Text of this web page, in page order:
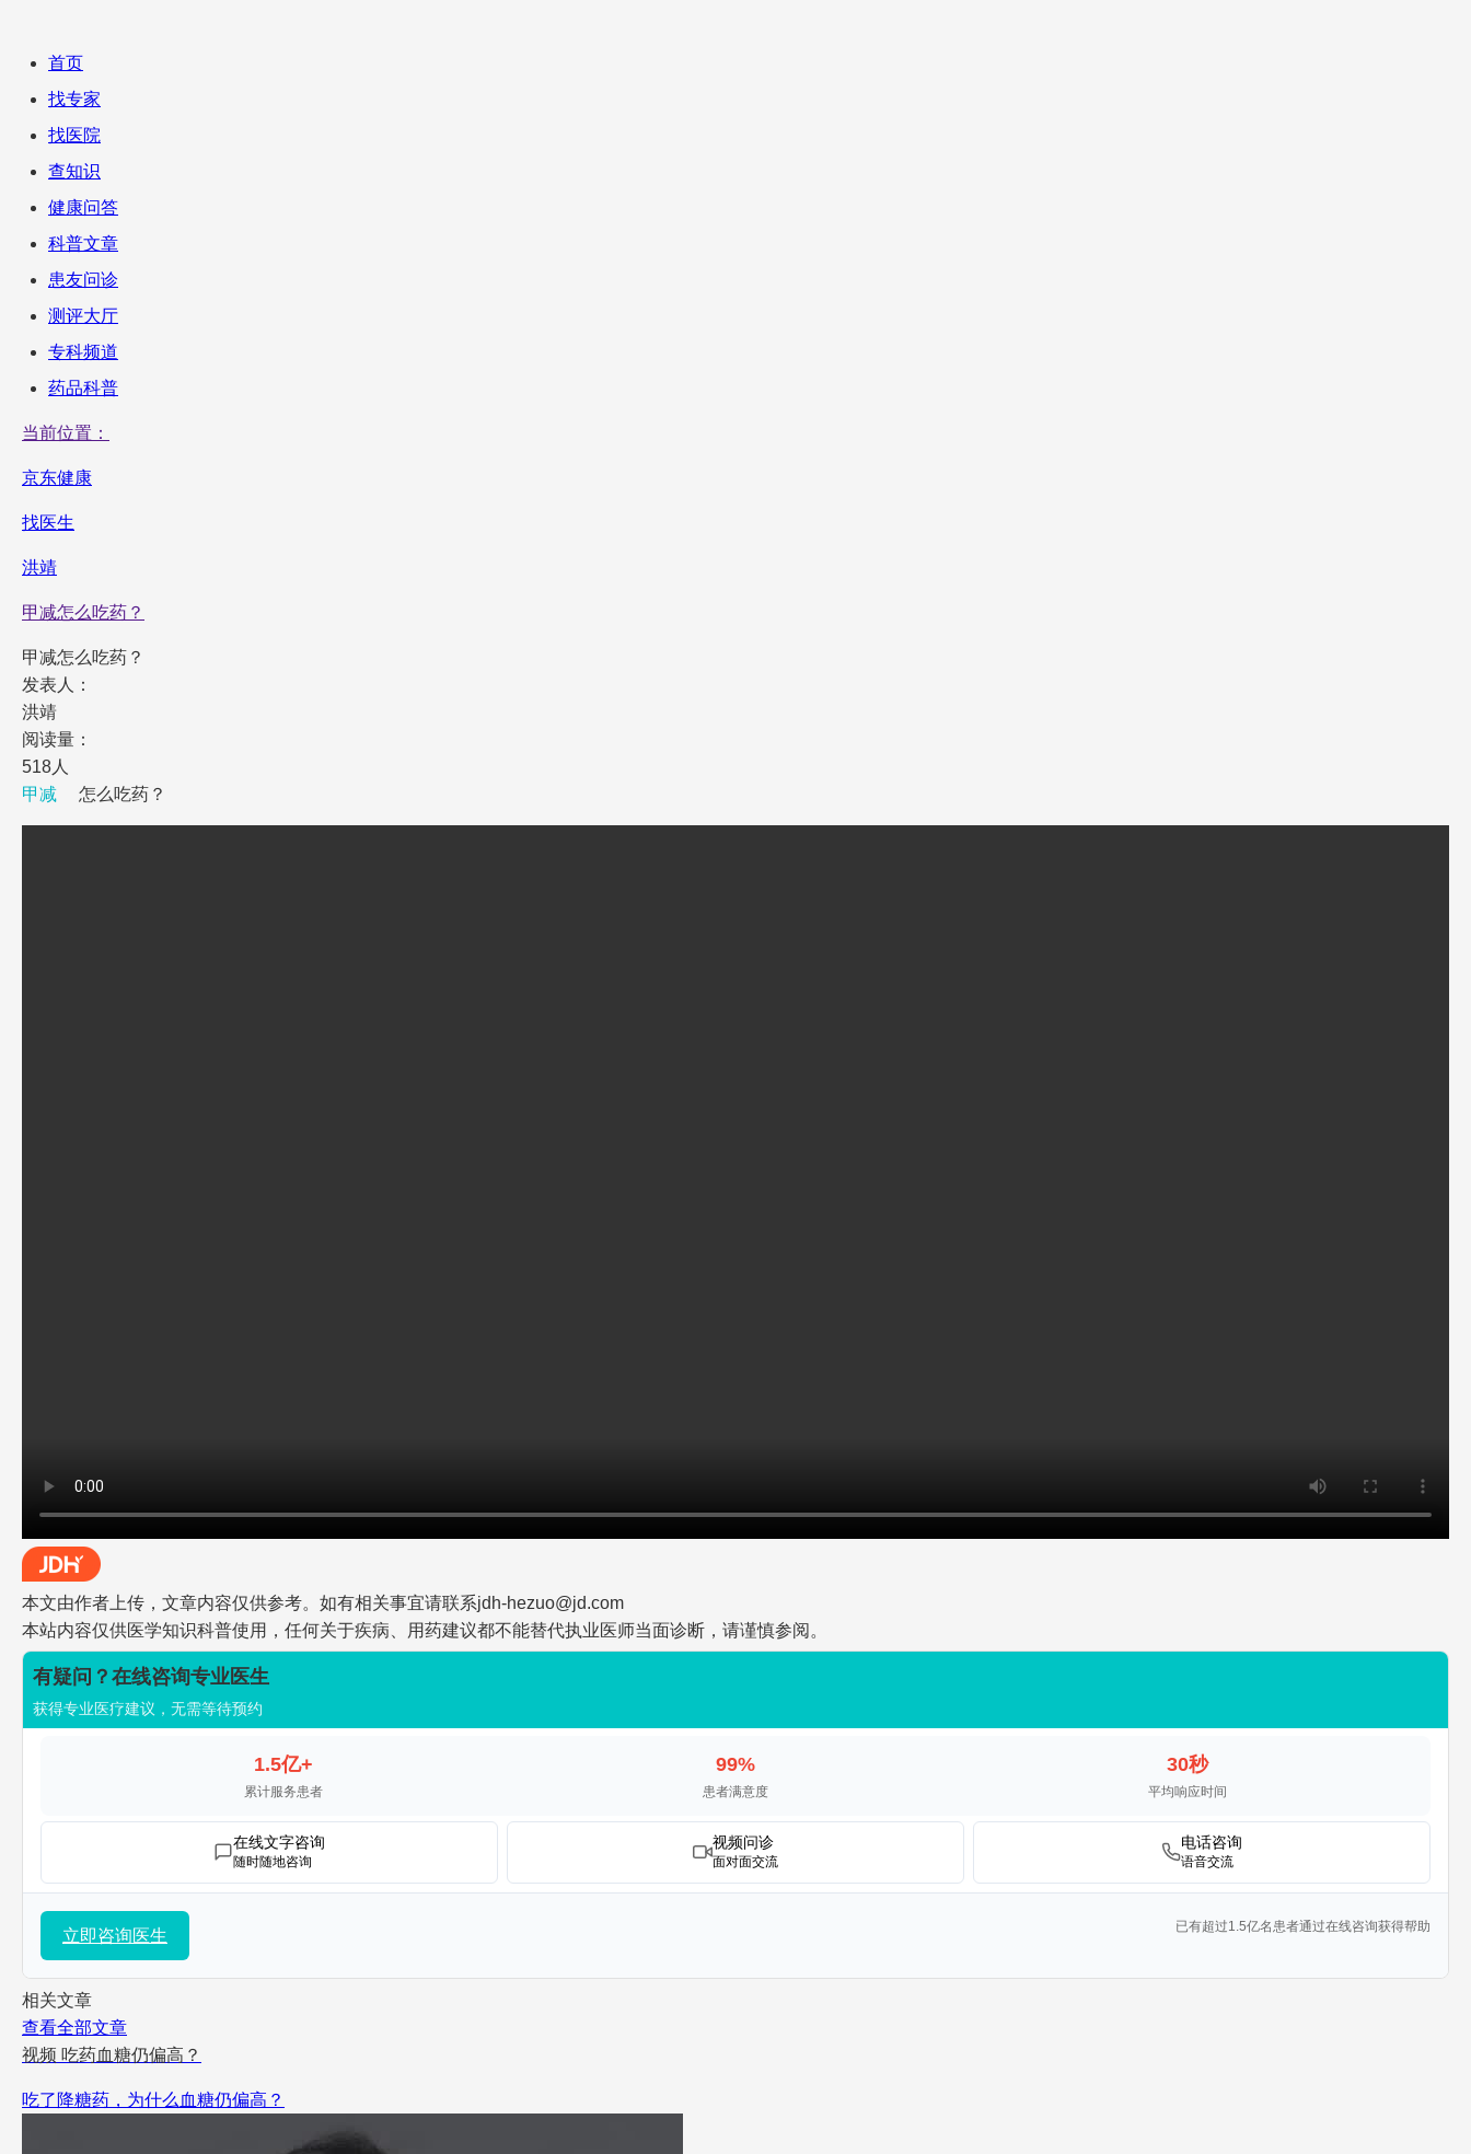
首页
找专家
找医院
查知识
健康问答
科普文章
患友问诊
测评大厅
专科频道
药品科普
当前位置：
京东健康
找医生
洪靖
甲减怎么吃药？
甲减怎么吃药？
发表人：
洪靖
阅读量：
518人
甲减
怎么吃药？
本文由作者上传，文章内容仅供参考。如有相关事宜请联系jdh-hezuo@jd.com
本站内容仅供医学知识科普使用，任何关于疾病、用药建议都不能替代执业医师当面诊断，请谨慎参阅。
有疑问？在线咨询专业医生
获得专业医疗建议，无需等待预约
1.5亿+
累计服务患者
99%
患者满意度
30秒
平均响应时间
在线文字咨询
随时随地咨询
视频问诊
面对面交流
电话咨询
语音交流
立即咨询医生 已有超过1.5亿名患者通过在线咨询获得帮助
相关文章
查看全部文章
视频 吃药血糖仍偏高？
吃了降糖药，为什么血糖仍偏高？